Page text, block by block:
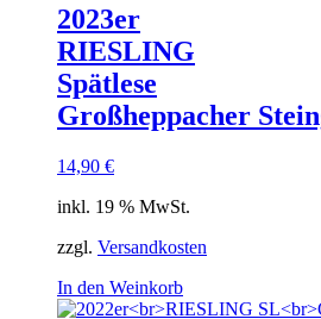
2023er
RIESLING
Spätlese
Großheppacher
14,90 €
inkl. 19 % MwSt.
zzgl. Versandkosten
In den Weinkorb